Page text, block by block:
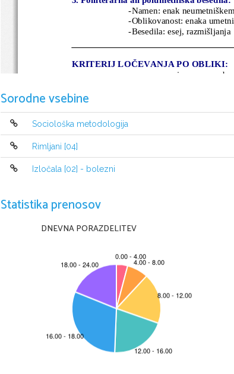
-Namen: enak
-Oblikovanost: enaka
                         -Besedila: esej, razmišljanja
KRITERIJ LOČEVANJA PO OBLIKI:
-vezana in nevezana
-ritem
                                        sheme – odstopanja
KRITERIJ ZGRADBE:
-Zunanja zgradba: -
-
-
-
                                                               -kraj
                                                               -osebe
Sorodne vsebine
Sociološka metodologija
Rimljani [04]
Izločala [02] - bolezni
Statistika prenosov
DNEVNA PORAZDELITEV